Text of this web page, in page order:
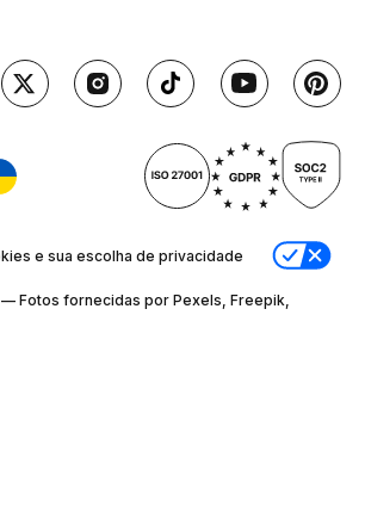
e sua escolha de privacidade
Fotos fornecidas por Pexels, Freepik,